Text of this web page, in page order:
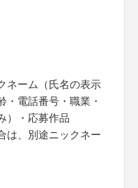
ネーム（氏名の表示
・電話番号・職業・
）・応募作品
は、別途ニックネー